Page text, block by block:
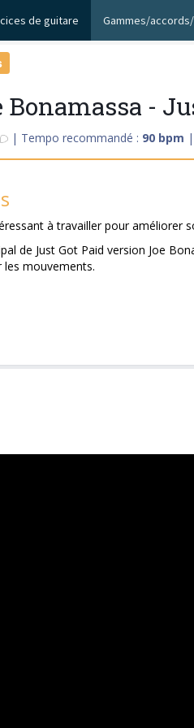
de guitare Gammes/
Bonamassa -
| Tempo recommandé : 90 bpm
à travailler pour améliorer
de Just Got Paid version Joe
mouvements.